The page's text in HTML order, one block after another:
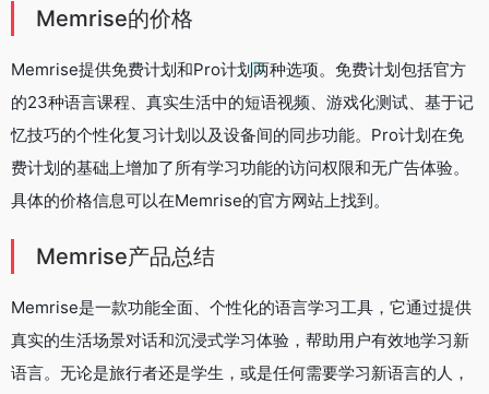
Memrise的价格
Memrise提供免费计划和Pro计划两种选项。免费计划包括官方
的23种语言课程、真实生活中的短语视频、游戏化测试、基于记
忆技巧的个性化复习计划以及设备间的同步功能。Pro计划在免
费计划的基础上增加了所有学习功能的访问权限和无广告体验。
具体的价格信息可以在Memrise的官方网站上找到。
Memrise产品总结
Memrise是一款功能全面、个性化的语言学习工具，它通过提供
真实的生活场景对话和沉浸式学习体验，帮助用户有效地学习新
语言。无论是旅行者还是学生，或是任何需要学习新语言的人，